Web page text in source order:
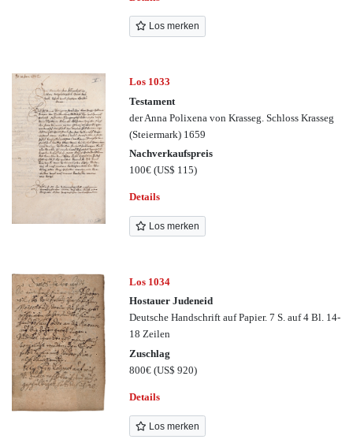
Los merken
Los 1033
Testament
der Anna Polixena von Krasseg. Schloss Krasseg
(Steiermark) 1659
Nachverkaufspreis
100€(US$ 115)
Details
Los merken
Los 1034
Hostauer Judeneid
Deutsche Handschrift auf Papier. 7 S. auf 4 Bl. 14-
18 Zeilen
Zuschlag
800€(US$ 920)
Details
Los merken